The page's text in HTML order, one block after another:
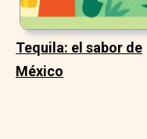
Tequila: el sabor de
México